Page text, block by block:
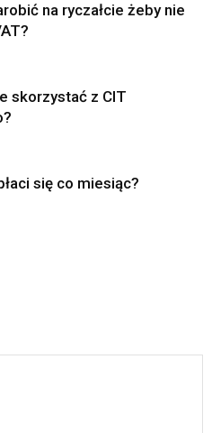
na ryczałcie żeby nie
skorzystać z CIT
się co miesiąc?